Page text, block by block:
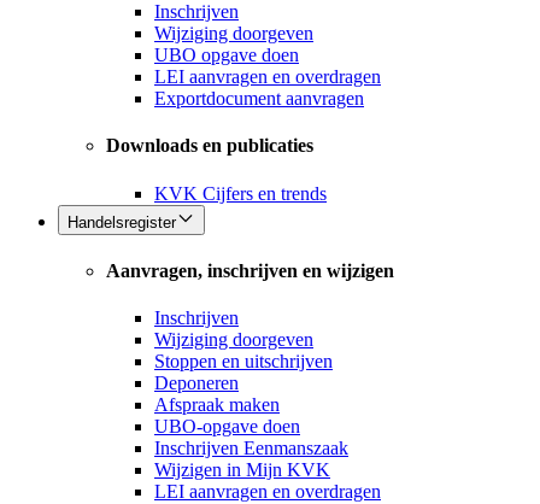
Inschrijven
Wijziging doorgeven
UBO opgave doen
LEI aanvragen en overdragen
Exportdocument aanvragen
Downloads en publicaties
KVK Cijfers en trends
Handelsregister
Aanvragen, inschrijven en wijzigen
Inschrijven
Wijziging doorgeven
Stoppen en uitschrijven
Deponeren
Afspraak maken
UBO-opgave doen
Inschrijven Eenmanszaak
Wijzigen in Mijn KVK
LEI aanvragen en overdragen